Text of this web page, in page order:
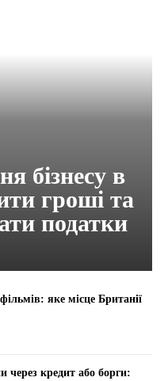
бізнесу в
гроші та
податки
яке місце Британії
через кредит або борги: